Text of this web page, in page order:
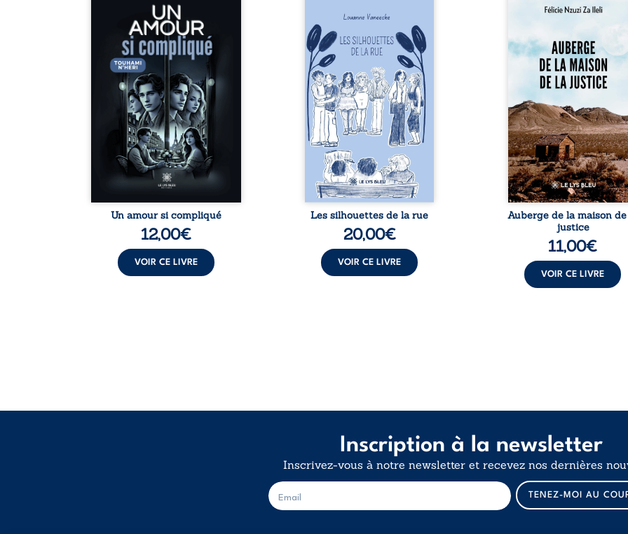
Un amour si compliqué
explore les tumultes d’une
passion qui se confond avec
l’amitié, se heurtant aux
barrières invisibles des désirs
contrariés. Quatre
personnages, unis par des
liens anciens et secrets, se
trouvent pris dans un
tourbillon de sentiments
contradictoires. Paul et Luc,
amis de longue date, se
transforment en rivaux dans
une lutte silencieuse et
dévastatrice pour le cœur ...
Un amour si compliqué
12,00€
VOIR CE LIVRE
donne la parole à six
personnages ordinaires,
traversés par des pensées,
des émotions et des silences
qui pourraient appartenir à
chacun de nous. À travers
leurs parcours, ce roman
invite à porter un regard
différent sur celles et ceux
qui nous entourent, à deviner
ce qui se cache derrière les
apparences et à s’ouvrir au
fourmillement sensible de
notre ...
Les silhouettes de la rue
20,00€
VOIR CE LIVRE
Auberge de la maison
parcours exemplaire
Mbala Zi Nkuaku Lema
Magistrat intègre,
défenseur des
humains et
l’indépendance
voit sa carrière de
quatre ans
brisée par une
arbitraire en 2009,
sa vie dans un
matériel et moral.
Auberge de la maison
justice
11,00€
VOIR CE LIVRE
Inscription à la newsletter
Inscrivez-vous à notre newsletter et recevez nos dernières
m
E
-
m
TENEZ-MOI AU